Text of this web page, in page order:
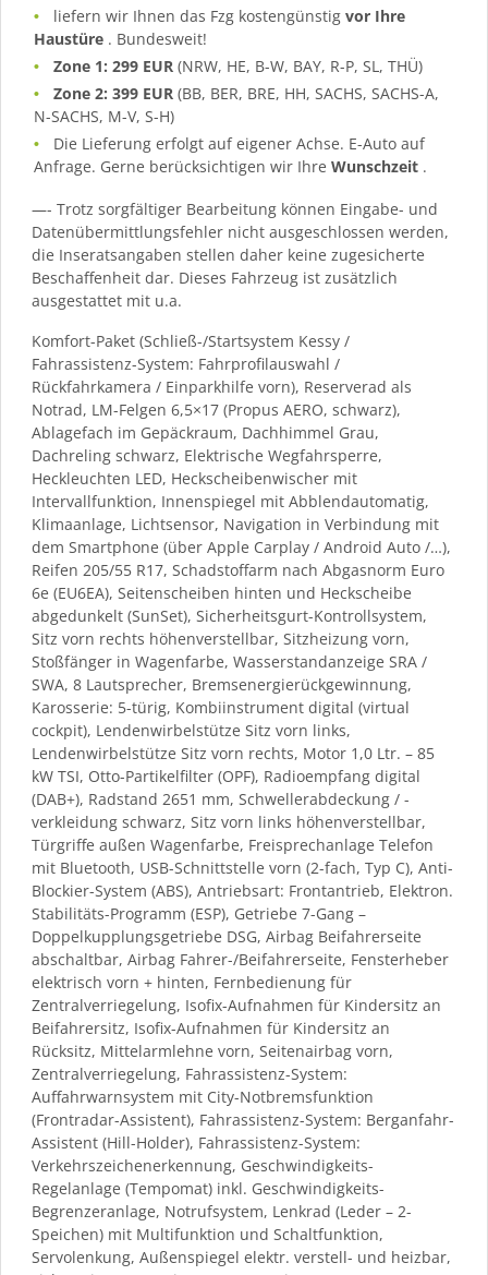
liefern wir Ihnen das Fzg kostengünstigvor Ihre
Haustüre . Bundesweit!
Zone 1: 299 EUR (NRW, HE, B-W, BAY, R-P, SL, THÜ)
Zone 2: 399 EUR (BB, BER, BRE, HH, SACHS, SACHS-A,
N-SACHS, M-V, S-H)
Die Lieferung erfolgt auf eigener Achse. E-Auto auf
Anfrage. Gerne berücksichtigen wir Ihre Wunschzeit .
—- Trotz sorgfältiger Bearbeitung können Eingabe- und
Datenübermittlungsfehler nicht ausgeschlossen werden,
die Inseratsangaben stellen daher keine zugesicherte
Beschaffenheit dar. Dieses Fahrzeug ist zusätzlich
ausgestattet mit u.a.
Komfort-Paket (Schließ-/Startsystem Kessy /
Fahrassistenz-System: Fahrprofilauswahl /
Rückfahrkamera / Einparkhilfe vorn), Reserverad als
Notrad, LM-Felgen 6,5×17 (Propus AERO, schwarz),
Ablagefach im Gepäckraum, Dachhimmel Grau,
Dachreling schwarz, Elektrische Wegfahrsperre,
Heckleuchten LED, Heckscheibenwischer mit
Intervallfunktion, Innenspiegel mit Abblendautomatig,
Klimaanlage, Lichtsensor, Navigation in Verbindung mit
dem Smartphone (über Apple Carplay / Android Auto /…),
Reifen 205/55 R17, Schadstoffarm nach Abgasnorm Euro
6e (EU6EA), Seitenscheiben hinten und Heckscheibe
abgedunkelt (SunSet), Sicherheitsgurt-Kontrollsystem,
Sitz vorn rechts höhenverstellbar, Sitzheizung vorn,
Stoßfänger in Wagenfarbe, Wasserstandanzeige SRA /
SWA, 8 Lautsprecher, Bremsenergierückgewinnung,
Karosserie: 5-türig, Kombiinstrument digital (virtual
cockpit), Lendenwirbelstütze Sitz vorn links,
Lendenwirbelstütze Sitz vorn rechts, Motor 1,0 Ltr. – 85
kW TSI, Otto-Partikelfilter (OPF), Radioempfang digital
(DAB+), Radstand 2651 mm, Schwellerabdeckung / -
verkleidung schwarz, Sitz vorn links höhenverstellbar,
Türgriffe außen Wagenfarbe, Freisprechanlage Telefon
mit Bluetooth, USB-Schnittstelle vorn (2-fach, Typ C), Anti-
Blockier-System (ABS), Antriebsart: Frontantrieb, Elektron.
Stabilitäts-Programm (ESP), Getriebe 7-Gang –
Doppelkupplungsgetriebe DSG, Airbag Beifahrerseite
abschaltbar, Airbag Fahrer-/Beifahrerseite, Fensterheber
elektrisch vorn + hinten, Fernbedienung für
Zentralverriegelung, Isofix-Aufnahmen für Kindersitz an
Beifahrersitz, Isofix-Aufnahmen für Kindersitz an
Rücksitz, Mittelarmlehne vorn, Seitenairbag vorn,
Zentralverriegelung, Fahrassistenz-System:
Auffahrwarnsystem mit City-Notbremsfunktion
(Frontradar-Assistent), Fahrassistenz-System: Berganfahr-
Assistent (Hill-Holder), Fahrassistenz-System:
Verkehrszeichenerkennung, Geschwindigkeits-
Regelanlage (Tempomat) inkl. Geschwindigkeits-
Begrenzeranlage, Notrufsystem, Lenkrad (Leder – 2-
Speichen) mit Multifunktion und Schaltfunktion,
Servolenkung, Außenspiegel elektr. verstell- und heizbar,